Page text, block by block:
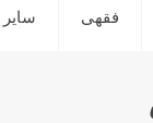
فقهی